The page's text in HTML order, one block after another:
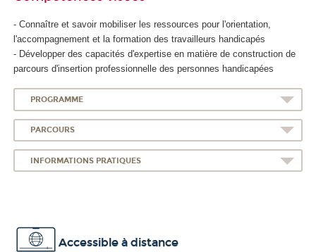
- Connaître et savoir mobiliser les ressources pour l'orientation,
l'accompagnement et la formation des travailleurs handicapés
- Développer des capacités d'expertise en matière de construction de
parcours d'insertion professionnelle des personnes handicapées
PROGRAMME
PARCOURS
INFORMATIONS PRATIQUES
Accessible à distance